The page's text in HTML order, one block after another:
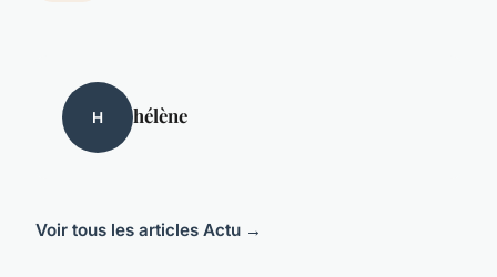
H hélène
Voir tous les articles Actu →